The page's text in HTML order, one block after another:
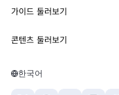
Snaps
웹3 서비스
보안
고객 지원
채용
솔라나 가격
테더 가격
ETH를 USD로 환전
USDT를 INR로 환전
BTC를 INR로 환전
가이드 둘러보기
ETH 매수
콘텐츠 둘러보기
솔라나 지갑
한국어